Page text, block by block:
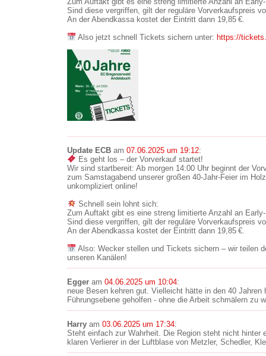
Sind diese vergriffen, gilt der reguläre Vorverkaufspreis
An der Abendkassa kostet der Eintritt dann 19,85 €.
Also jetzt schnell Tickets sichern unter: https://
Update ECB am 07.06.2025 um 19:12:
Es geht los – der Vorverkauf startet!
Wir sind startbereit: Ab morgen 14:00 Uhr beginnt der
zum Samstagabend unserer großen 40-Jahr-Feier im
unkompliziert online!
Schnell sein lohnt sich:
Zum Auftakt gibt es eine streng limitierte Anzahl an
Sind diese vergriffen, gilt der reguläre Vorverkaufspreis
An der Abendkassa kostet der Eintritt dann 19,85 €.
Also: Wecker stellen und Tickets sichern – wir teilen
unseren Kanälen!
Egger am 04.06.2025 um 10:04:
neue Besen kehren gut. Vielleicht hätte in den 40 Jahren
Führungsebene geholfen - ohne die Arbeit schmälern zu
Harry am 03.06.2025 um 17:34:
Steht einfach zur Wahrheit. Die Region steht nicht hinter
klaren Verlierer in der Luftblase von Metzler, Schedler,